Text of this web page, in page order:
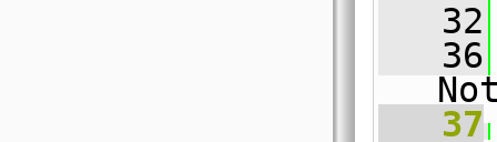
   32
   36
   37